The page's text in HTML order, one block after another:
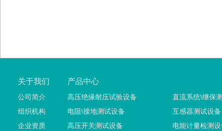
关于我们
公司简介
组织机构
企业资质
产品中心
高压绝缘耐压试验设备
电阻\接地测试设备
高压开关测试设备
直流系统\继保
互感器测试设备
电能计量检测